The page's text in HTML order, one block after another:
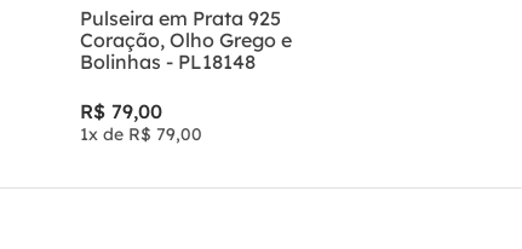
Pulseira em Prata 925
Coração, Olho Grego e
Bolinhas - PL18148
R$ 79,00
1x de R$ 79,00